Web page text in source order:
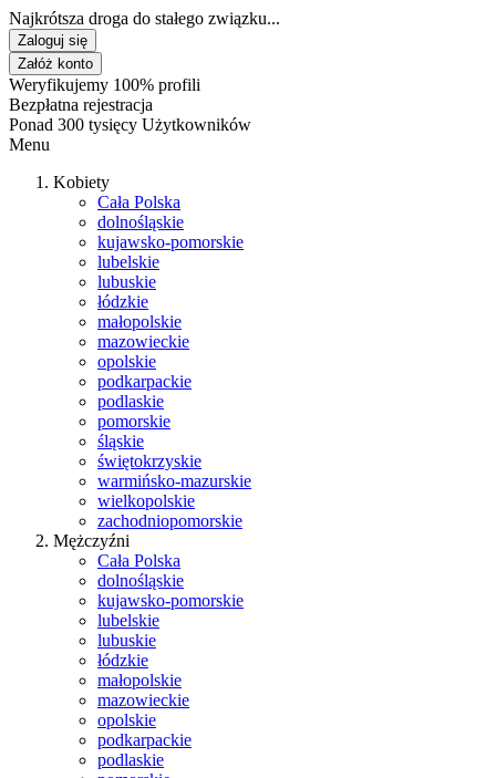
Najkrótsza droga do stałego związku...
Zaloguj się
Załóż konto
Weryfikujemy 100% profili
Bezpłatna rejestracja
Ponad 300 tysięcy Użytkowników
Menu
Kobiety
Cała Polska
dolnośląskie
kujawsko-pomorskie
lubelskie
lubuskie
łódzkie
małopolskie
mazowieckie
opolskie
podkarpackie
podlaskie
pomorskie
śląskie
świętokrzyskie
warmińsko-mazurskie
wielkopolskie
zachodniopomorskie
Mężczyźni
Cała Polska
dolnośląskie
kujawsko-pomorskie
lubelskie
lubuskie
łódzkie
małopolskie
mazowieckie
opolskie
podkarpackie
podlaskie